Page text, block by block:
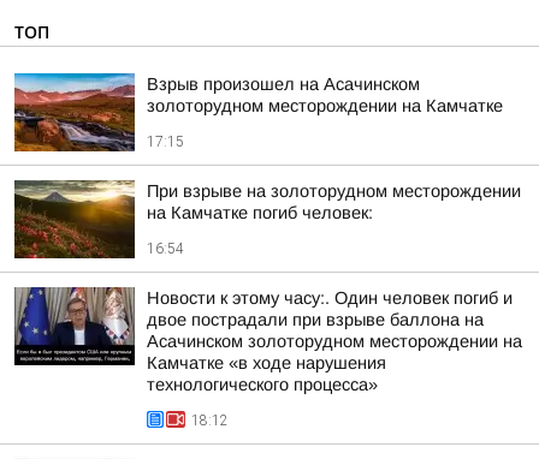
ТОП
Взрыв произошел на Асачинском
золоторудном месторождении на Камчатке
17:15
При взрыве на золоторудном месторождении
на Камчатке погиб человек:
16:54
Новости к этому часу:. Один человек погиб и
двое пострадали при взрыве баллона на
Асачинском золоторудном месторождении на
Камчатке «в ходе нарушения
технологического процесса»
18:12